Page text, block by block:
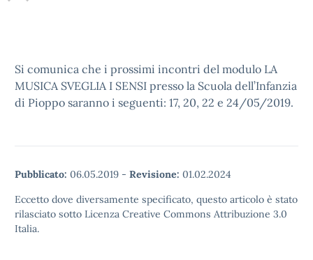
Si comunica che i prossimi incontri del modulo LA
MUSICA SVEGLIA I SENSI presso la Scuola dell’Infanzia
di Pioppo saranno i seguenti: 17, 20, 22 e 24/05/2019.
Pubblicato: 06.05.2019 - Revisione: 01.02.2024
Eccetto dove diversamente specificato, questo articolo è stato
rilasciato sotto Licenza Creative Commons Attribuzione 3.0
Italia.